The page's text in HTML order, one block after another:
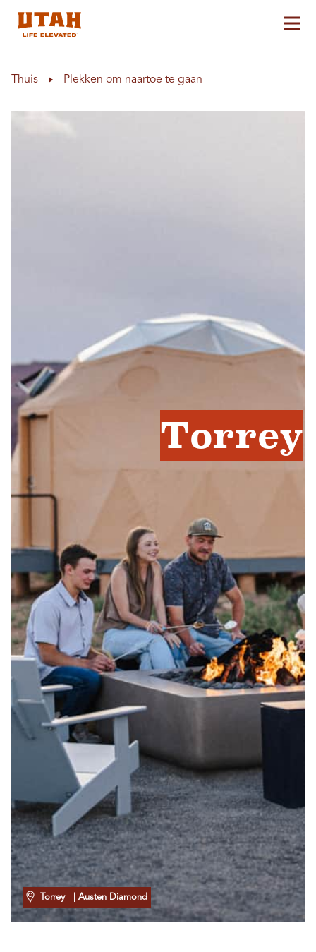
Thuis Plekken om naartoe te gaan
Torrey
Torrey | Austen Diamond